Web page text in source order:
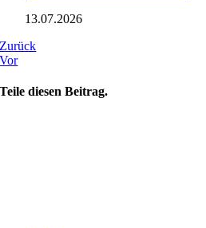
13.07.2026
Zurück
Vor
Teile diesen Beitrag.